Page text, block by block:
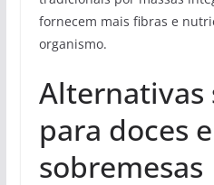
fornecem mais fibras e
organismo.
Alternativas
para doces e
sobremesas